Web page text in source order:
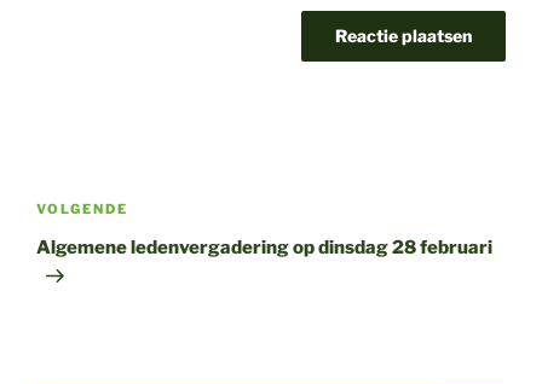
navigatie
Volgend
bericht
VOLGENDE
Algemene ledenvergadering op dinsdag 28 februari